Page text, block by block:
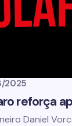
2025
reforça
Daniel